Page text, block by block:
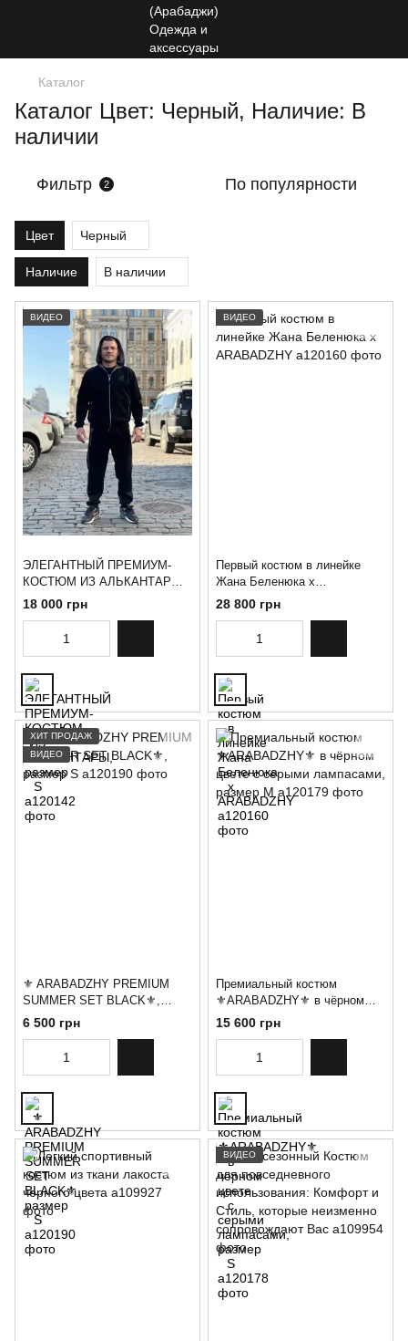
Каталог
Каталог Цвет: Черный, Наличие: В
наличии
Фильтр 2 По популярности
Цвет Черный
Наличие В наличии
ВИДЕО
ЭЛЕГАНТНЫЙ ПРЕМИУМ-
КОСТЮМ ИЗ АЛЬКАНТАРЫ,
размер S
18 000 грн
ВИДЕО
Первый костюм в линейке
Жана Беленюка x
ARABADZHY
28 800 грн
ХИТ ПРОДАЖ
ВИДЕО
⚜️ ARABADZHY PREMIUM
SUMMER SET BLACK⚜️,
размер S
6 500 грн
Премиальный костюм
⚜️ARABADZHY⚜️ в чёрном
цвете с серыми лампасами,
размер M
15 600 грн
ВИДЕО